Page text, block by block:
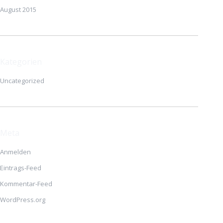
August 2015
Uncategorized
Anmelden
Eintrags-Feed
Kommentar-Feed
WordPress.org